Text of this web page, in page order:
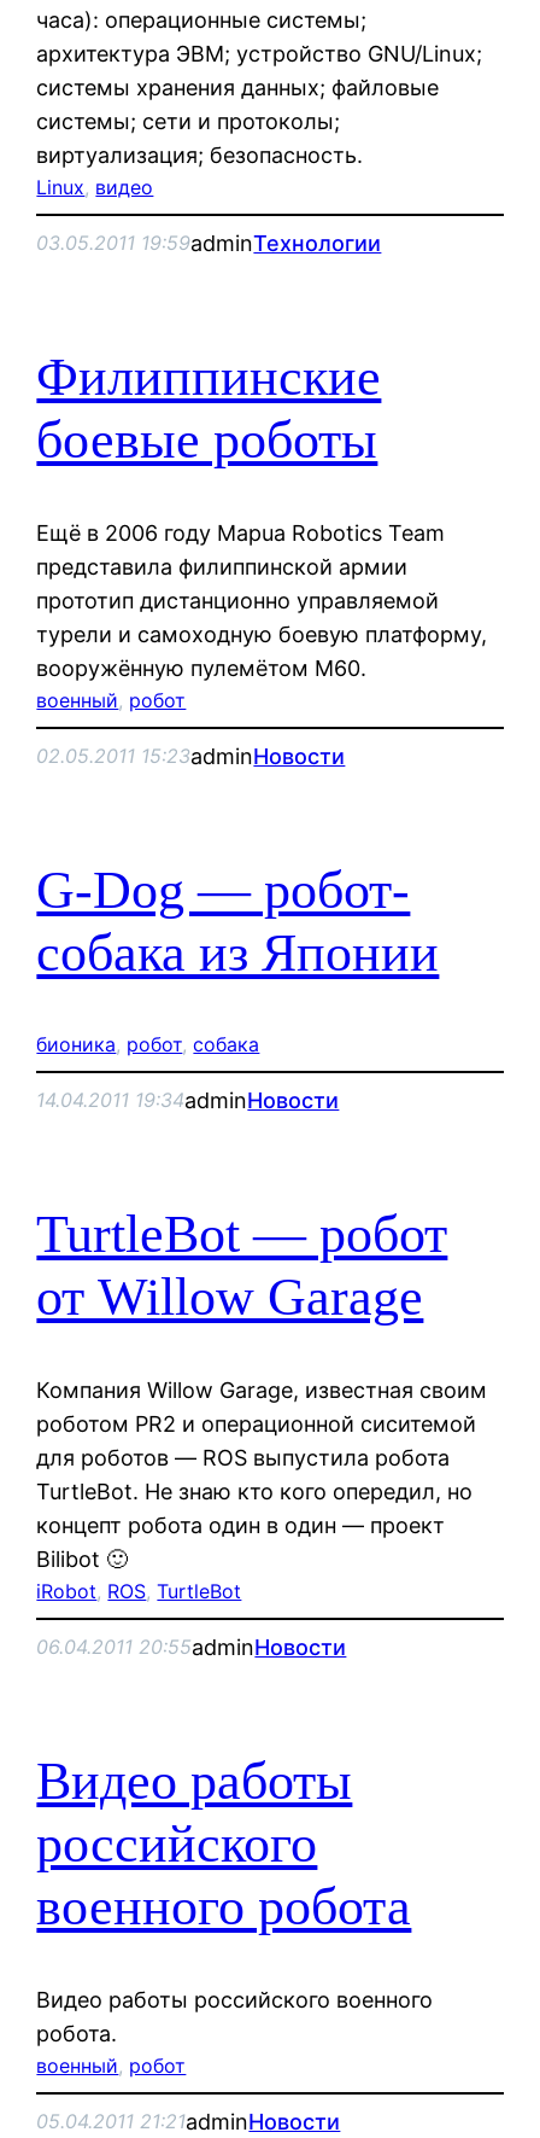
часа): операционные системы;
архитектура ЭВМ; устройство GNU/Linux;
системы хранения данных; файловые
системы; сети и протоколы;
виртуализация; безопасность.
Linux, видео
03.05.2011 19:59adminТехнологии
Филиппинские
боевые роботы
Ещё в 2006 году Mapua Robotics Team
представила филиппинской армии
прототип дистанционно управляемой
турели и самоходную боевую платформу,
вооружённую пулемётом М60.
военный, робот
02.05.2011 15:23adminНовости
G-Dog — робот-
собака из Японии
бионика, робот, собака
14.04.2011 19:34adminНовости
TurtleBot — робот
от Willow Garage
Компания Willow Garage, известная своим
роботом PR2 и операционной сиситемой
для роботов — ROS выпустила робота
TurtleBot. Не знаю кто кого опередил, но
концепт робота один в один — проект
Bilibot 🙂
iRobot, ROS, TurtleBot
06.04.2011 20:55adminНовости
Видео работы
российского
военного робота
Видео работы российского военного
робота.
военный, робот
05.04.2011 21:21adminНовости